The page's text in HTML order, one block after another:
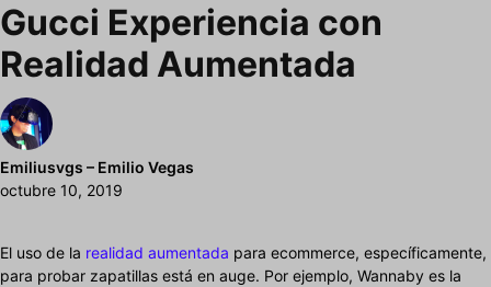
Gucci Experiencia con
Realidad Aumentada
Emiliusvgs – Emilio Vegas
octubre 10, 2019
El uso de la realidad aumentada para ecommerce, específicamente,
para probar zapatillas está en auge. Por ejemplo, Wannaby es la